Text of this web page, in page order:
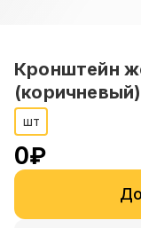
Кронштейн
(коричневый)
шт
0₽